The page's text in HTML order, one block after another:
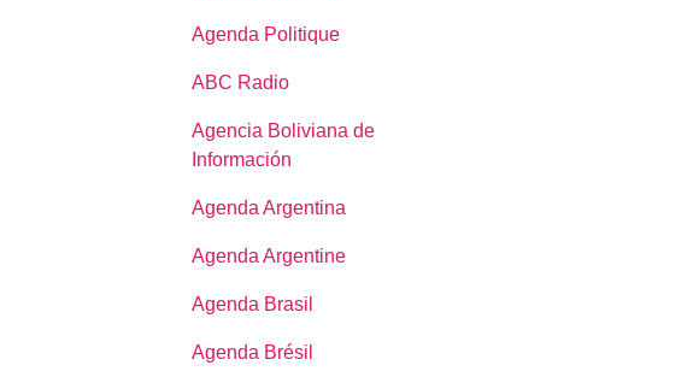
Agenda Politique
ABC Radio
Agencia Boliviana de
Información
Agenda Argentina
Agenda Argentine
Agenda Brasil
Agenda Brésil